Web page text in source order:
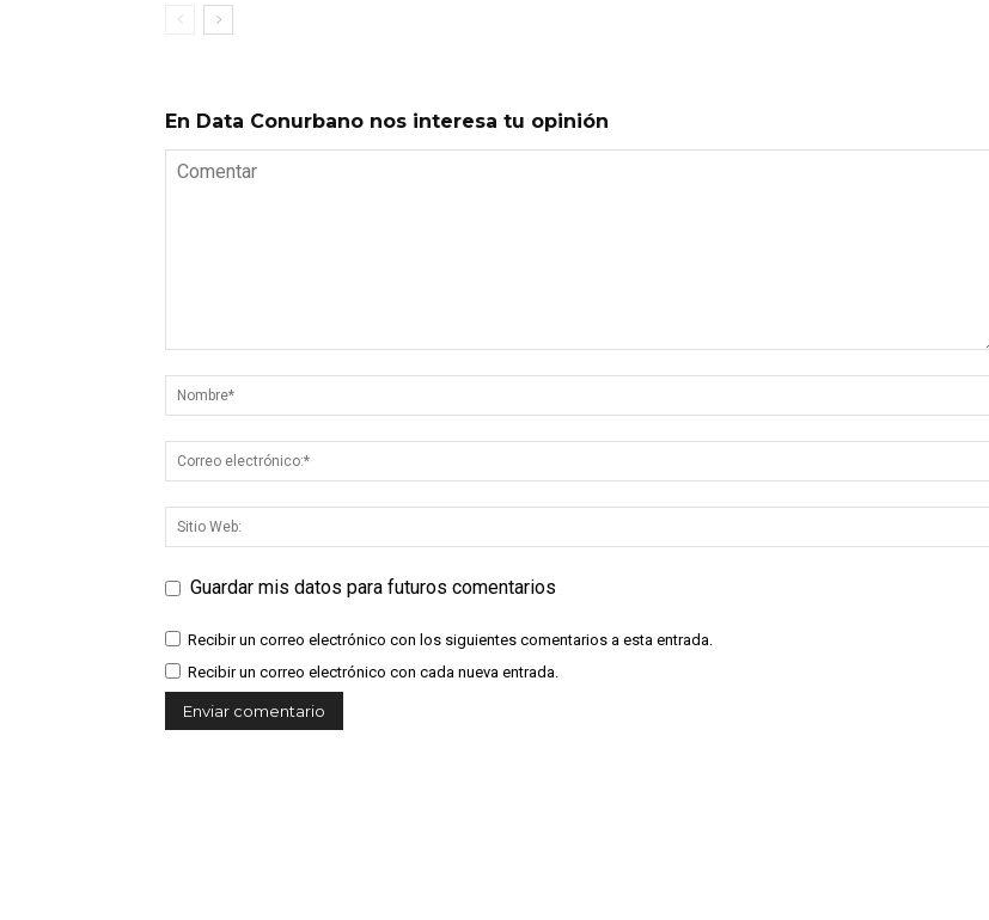
En Data Conurbano nos interesa tu opinión
Guardar mis datos para futuros comentarios
Recibir un correo electrónico con los siguientes comentarios a esta entrada.
Recibir un correo electrónico con cada nueva entrada.